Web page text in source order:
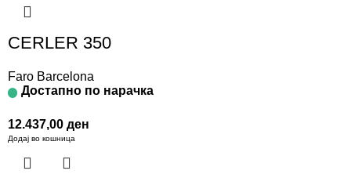
CERLER 350
Faro Barcelona
Достапно по нарачка
12.437,00 ден
Додај во кошница